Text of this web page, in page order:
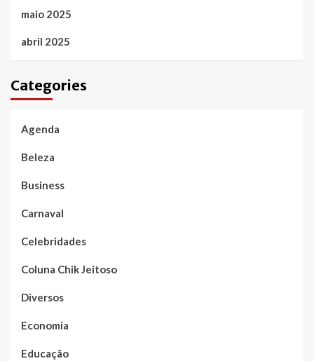
maio 2025
abril 2025
Categories
Agenda
Beleza
Business
Carnaval
Celebridades
Coluna Chik Jeitoso
Diversos
Economia
Educação